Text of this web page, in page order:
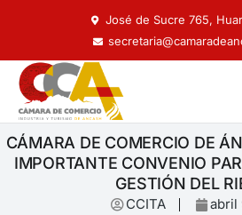
José de Sucre 765,
CÁMARA DE COMERCIO DE
IMPORTANTE CONVENIO
GESTIÓN DEL
CCITA abril